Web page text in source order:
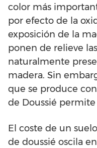
color más
por efecto de la
exposición de la
ponen de relieve
naturalmente
madera. Sin
que se produce
de Doussié
El coste de un
de doussié oscila